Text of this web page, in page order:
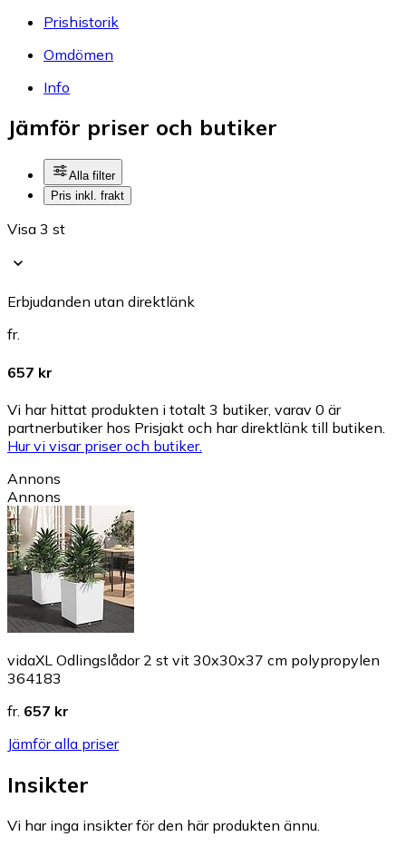
Prishistorik
Omdömen
Info
Jämför priser och butiker
Alla filter
Pris inkl. frakt
Visa 3 st
Erbjudanden utan direktlänk
fr.
657 kr
Vi har hittat produkten i totalt 3 butiker, varav 0 är
partnerbutiker hos Prisjakt och har direktlänk till butiken.
Hur vi visar priser och butiker.
Annons
Annons
vidaXL Odlingslådor 2 st vit 30x30x37 cm polypropylen
364183
fr. 657 kr
Jämför alla priser
Insikter
Vi har inga insikter för den här produkten ännu.